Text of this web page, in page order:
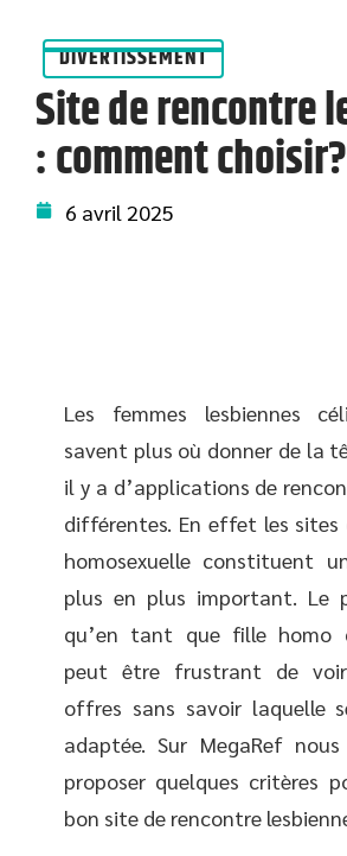
DIVERTISSEMENT
Site de rencontre
: comment choisir?
6 avril 2025
Les femmes lesbiennes
savent plus où donner de la
il y a d’applications de
différentes. En effet les sites
homosexuelle constituent
plus en plus important. Le
qu’en tant que fille homo
peut être frustrant de
offres sans savoir laquelle
adaptée. Sur MegaRef
proposer quelques critères
bon site de rencontre